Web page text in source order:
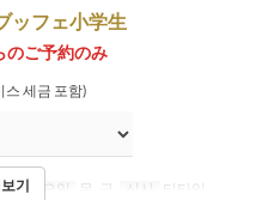
ッフェ小学生
のご予約のみ
스 세금 포함)
일 ~ 요일 목, 금 식사 티타임
기